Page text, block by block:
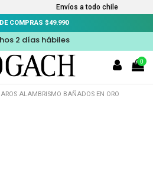
Envíos a todo chile
COMPRAS $49.990
2 días hábiles
0
AROS ALAMBRISMO BAÑADOS EN ORO